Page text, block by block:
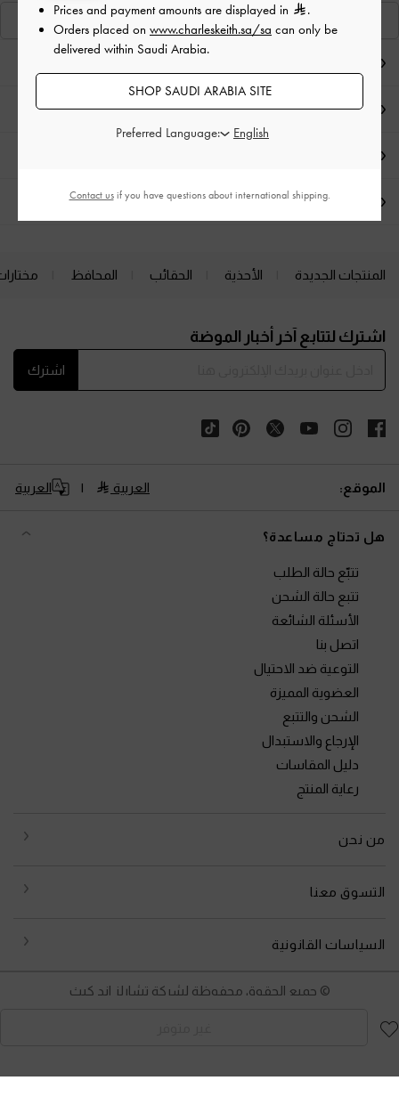
عرض منتجاتٍ مشابهة
تفاصيل المنتج
الشحن والإرجاع
المنتجات الجديدة الأحذية الحقائب المحافظ
اشترك لتتابع آخر أخبار الموضة
اشترك
الموقع: العربية العربية
هل تحتاج مساعدة؟
تتبّع حالة الطلب
تتبع حالة الشحن
الأسئلة الشائعة
اتصل بنا
التوعية ضد الاحتيال
العضوية المميزة
الشحن والتتبع
الإرجاع والاستبدال
دليل المقاسات
رعاية المنتج
من نحن
التسوق معنا
السياسات القانونية
© جميع الحقوق محفوظة لشركة تشارلز اند كيث
Prices and payment amounts are displayed in
.
Orders placed on www.charleskeith.sa/sa can only be
delivered within Saudi Arabia.
SHOP SAUDI ARABIA SITE
Preferred Language:
Contact usif you have questions about international shipping.